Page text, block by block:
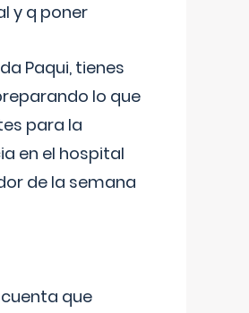
y q poner
Paqui, tienes
lo que
para la
en el hospital
de la semana
cuenta que